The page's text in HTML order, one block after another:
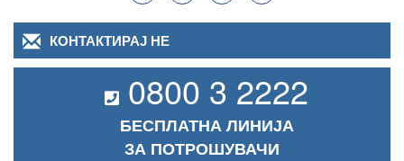
КОНТАКТИРАЈ НЕ
0800 3 2222
БЕСПЛАТНА ЛИНИЈА
ЗА ПОТРОШУВАЧИ